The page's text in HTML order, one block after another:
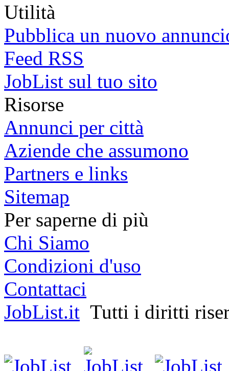
Utilità
Pubblica un nuovo
Feed RSS
JobList sul tuo sito
Risorse
Annunci per città
Aziende che assumono
Partners e links
Sitemap
Per saperne di più
Chi Siamo
Condizioni d'uso
Contattaci
JobList.it Tutti i diritti